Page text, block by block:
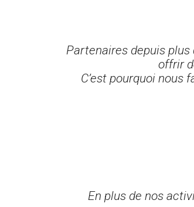
Partenaires depuis plus
offrir
C’est pourquoi nous
En plus de nos